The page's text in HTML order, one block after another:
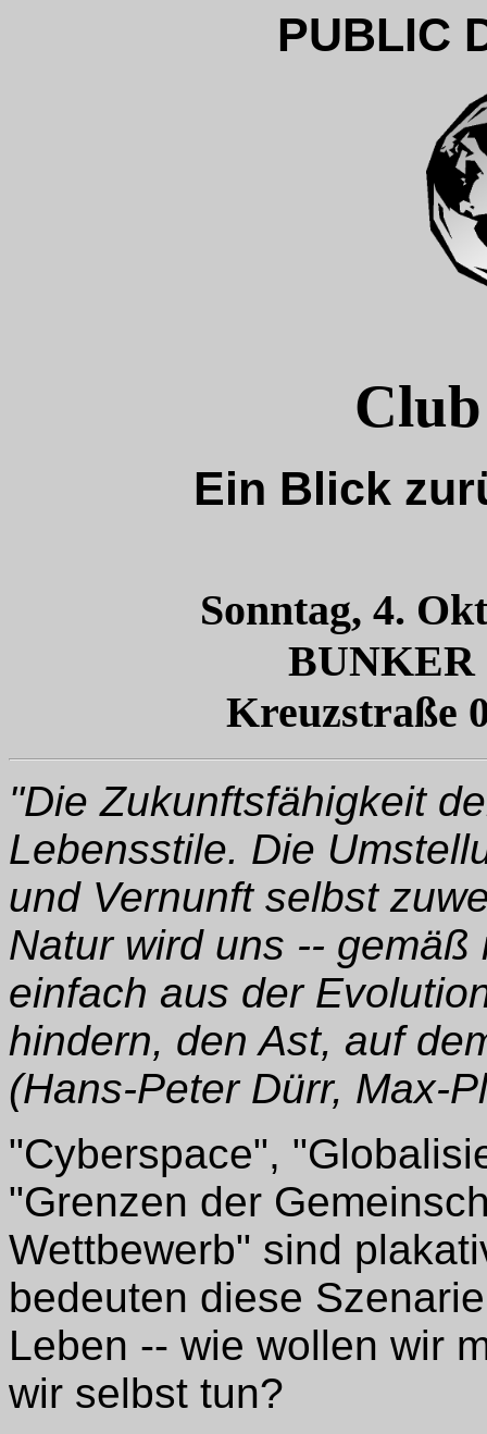
PUBLIC
Ein Blick
Sonntag, 4.
Kreuzstraße
"Die Zukunftsfähigkeit
Lebensstile. Die
und Vernunft selbst
Natur wird uns --
einfach aus der
hindern, den Ast, auf
(Hans-Peter Dürr, Max-
"Cyberspace",
"Grenzen der
Wettbewerb" sind
bedeuten diese
Leben -- wie wollen wir
wir selbst tun?